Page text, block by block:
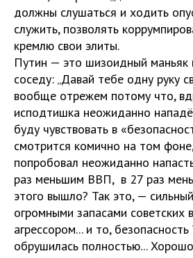
должны слушаться и ходить
служить, позволять
кремлю свои элиты.
Путин — это шизоидный маньяк
соседу: „Давай тебе одну руку
вообще отрежем потому что,
исподтишка неожиданно
буду чувствовать в
смотрится комично на том
попробовал неожиданно
раз меньшим ВВП, в 27 раз
этого вышло? Так это, —
огромными запасами советских
агрессором... и то,
обрушилась полностью...